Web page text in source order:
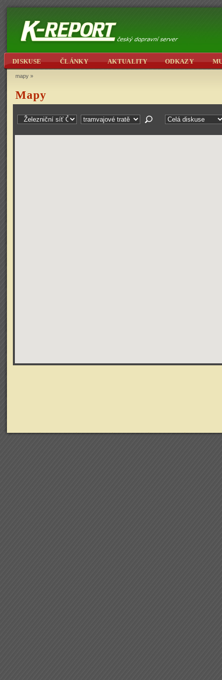
DISKUSE ČLÁNKY AKTUALITY ODKAZY
mapy »
Mapy